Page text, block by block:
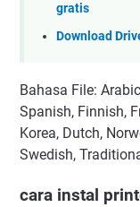
gratis
Download
Bahasa File:
Spanish, Finnish,
Korea, Dutch,
Swedish,
cara instal